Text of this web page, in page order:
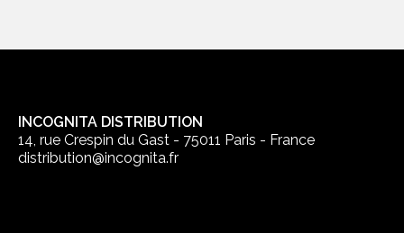
INCOGNITA DISTRIBUTION
14, rue Crespin du Gast - 75011 Paris - France
distribution@incognita.fr